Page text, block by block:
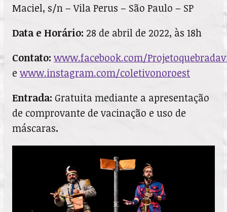
Maciel, s/n – Vila Perus – São Paulo – SP
Data e Horário: 28 de abril de 2022, às 18h
Contato: www.facebook.com/
e www.instagram.com/coletivonoroest
Entrada: Gratuita mediante a apresentação
de comprovante de vacinação e uso de
máscaras.